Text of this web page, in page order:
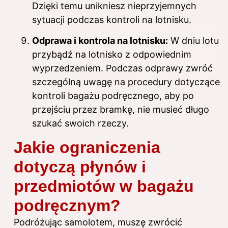
Dzięki temu unikniesz nieprzyjemnych
sytuacji podczas kontroli na lotnisku.
Odprawa i kontrola na lotnisku: W dniu lotu
przybądź na lotnisko z odpowiednim
wyprzedzeniem. Podczas odprawy zwróć
szczególną uwagę na procedury dotyczące
kontroli bagażu podręcznego, aby po
przejściu przez bramkę, nie musieć długo
szukać swoich rzeczy.
Jakie ograniczenia
dotyczą płynów i
przedmiotów w bagażu
podręcznym?
Podróżując samolotem, muszę zwrócić